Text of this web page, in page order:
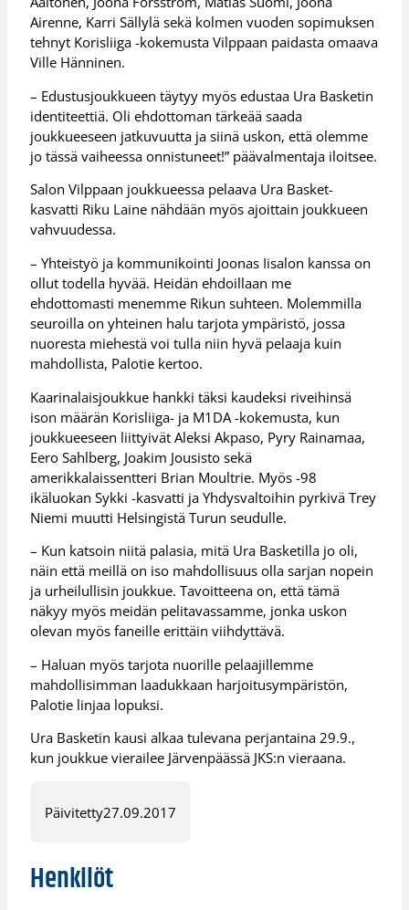
Airenne, Karri Sällylä sekä kolmen vuoden sopimuksen
tehnyt Korisliiga -kokemusta Vilppaan paidasta omaava
Ville Hänninen.
– Edustusjoukkueen täytyy myös edustaa Ura Basketin
identiteettiä. Oli ehdottoman tärkeää saada
joukkueeseen jatkuvuutta ja siinä uskon, että olemme
jo tässä vaiheessa onnistuneet!” päävalmentaja iloitsee.
Salon Vilppaan joukkueessa pelaava Ura Basket-
kasvatti Riku Laine nähdään myös ajoittain joukkueen
vahvuudessa.
– Yhteistyö ja kommunikointi Joonas Iisalon kanssa on
ollut todella hyvää. Heidän ehdoillaan me
ehdottomasti menemme Rikun suhteen. Molemmilla
seuroilla on yhteinen halu tarjota ympäristö, jossa
nuoresta miehestä voi tulla niin hyvä pelaaja kuin
mahdollista, Palotie kertoo.
Kaarinalaisjoukkue hankki täksi kaudeksi riveihinsä
ison määrän Korisliiga- ja M1DA -kokemusta, kun
joukkueeseen liittyivät Aleksi Akpaso, Pyry Rainamaa,
Eero Sahlberg, Joakim Jousisto sekä
amerikkalaissentteri Brian Moultrie. Myös -98
ikäluokan Sykki -kasvatti ja Yhdysvaltoihin pyrkivä Trey
Niemi muutti Helsingistä Turun seudulle.
– Kun katsoin niitä palasia, mitä Ura Basketilla jo oli,
näin että meillä on iso mahdollisuus olla sarjan nopein
ja urheilullisin joukkue. Tavoitteena on, että tämä
näkyy myös meidän pelitavassamme, jonka uskon
olevan myös faneille erittäin viihdyttävä.
– Haluan myös tarjota nuorille pelaajillemme
mahdollisimman laadukkaan harjoitusympäristön,
Palotie linjaa lopuksi.
Ura Basketin kausi alkaa tulevana perjantaina 29.9.,
kun joukkue vierailee Järvenpäässä JKS:n vieraana.
Päivitetty27.09.2017
Henkilöt